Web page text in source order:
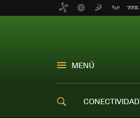
MENÚ
CONECTIVIDAD